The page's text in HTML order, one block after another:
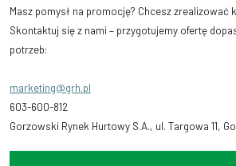
Masz pomysł na promocję? Chcesz zrealizować
Skontaktuj się z nami – przygotujemy ofertę
potrzeb:
marketing@grh.pl
603-600-812
Gorzowski Rynek Hurtowy S.A., ul. Targowa 11,